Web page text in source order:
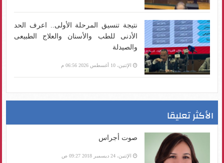
نتيجة تنسيق المرحلة الأولى.. اعرف الحد
الأدنى للطب والأسنان والعلاج الطبيعى
والصيدلة
الإثنين، 10 أغسطس 2026 06:56 م
الأكثر تعليقا
صوت أجراس
الإثنين، 24 ديسمبر 2018 09:27 ص